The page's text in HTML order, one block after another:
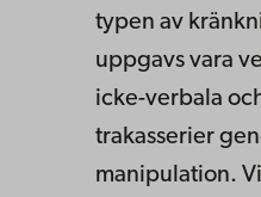
typen av
uppgavs vara
icke-verbala
trakasserier
manipulation.